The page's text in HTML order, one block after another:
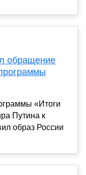
обращение
«Итоги
Путина к
образ России